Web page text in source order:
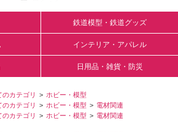
鉄道模型・鉄道グッズ
インテリア・アパレル
日用品・雑貨・防災
のカテゴリ
ホビー・模型
のカテゴリ ホビー・模型
電材関連
のカテゴリ ホビー・模型
電材関連